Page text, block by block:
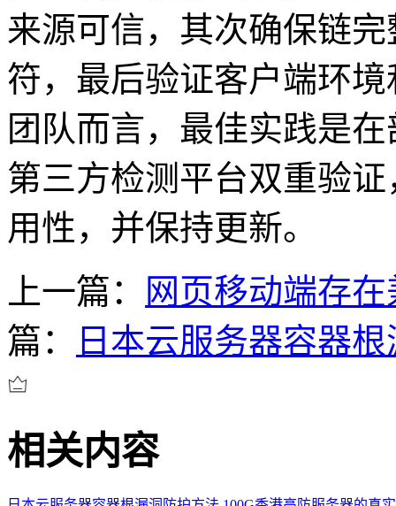
来源可信，其次确保链
符，最后验证客户端环
团队而言，最佳实践是
第三方检测平台双重验
用性，并保持更新。
上一篇：
网页移动端存
篇：
日本云服务器容器
相关内容